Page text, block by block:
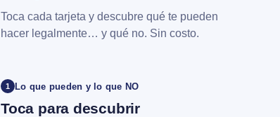
Toca cada tarjeta y descubre qué te pueden
hacer legalmente… y qué no. Sin costo.
1 Lo que pueden y lo que NO
Toca para descubrir